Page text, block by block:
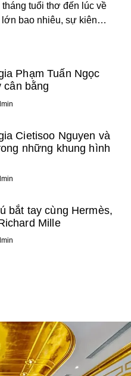
tuổi thơ đến lúc về
bao nhiêu, sự kiên
âm hưởng bi thương,
lên sức mạnh nội tại
Phạm Tuấn Ngọc
cân bằng
Cietisoo Nguyen và
những khung hình
bắt tay cùng Hermès,
Mille